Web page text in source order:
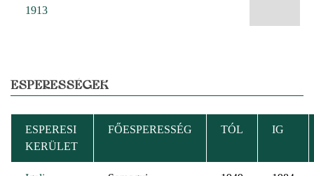
1913
ESPERESSÉGEK
ESPERESI
KERÜLET
FŐESPERESSÉG TÓL IG